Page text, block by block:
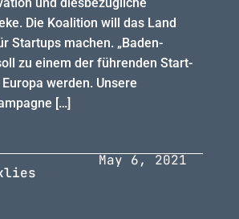
Die Koalition will das Land
Startups machen. „Baden-
zu einem der führenden Start-
werden. Unsere
[…]
May 6, 2021